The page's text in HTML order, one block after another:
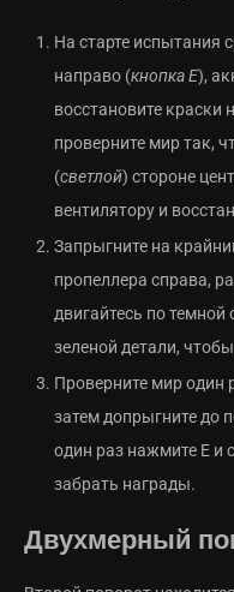
На старте испытания
направо (кнопка E),
восстановите краски
проверните мир так,
(светлой) стороне
вентилятору и
Запрыгните на
пропеллера справа,
двигайтесь по
зеленой детали,
Проверните мир один
затем допрыгните до
один раз нажмите E и
забрать награды.
Двухмерный